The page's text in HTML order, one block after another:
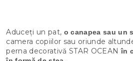
Aduceți un pat, o canapea sau un
camera copiilor sau oriunde
perna decorativă STAR OCEANîn